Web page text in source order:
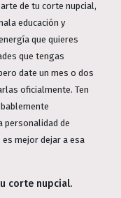
de tu corte nupcial,
educación y
que quieres
que tengas
date un mes o dos
oficialmente. Ten
personalidad de
mejor dejar a esa
corte nupcial.